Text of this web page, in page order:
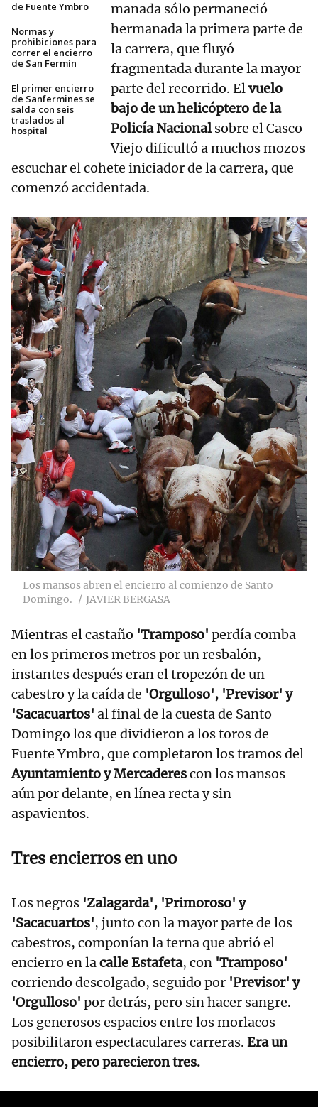
de Fuente Ymbro
Normas y
prohibiciones para
correr el encierro
de San Fermín
El primer encierro
de Sanfermines se
salda con seis
traslados al
hospital
manada sólo permaneció
hermanada la primera parte de
la carrera, que fluyó
fragmentada durante la mayor
parte del recorrido. Elvuelo
bajo de un helicóptero de la
Policía Nacionalsobre el Casco
Viejo dificultó a muchos mozos
escuchar el cohete iniciador de la carrera, que
comenzó accidentada.
Los mansos abren el encierro al comienzo de Santo
Domingo.
JAVIER BERGASA
Mientras el castaño 'Tramposo' perdía comba
en los primeros metros por un resbalón,
instantes después eran el tropezón de un
cabestro y la caída de 'Orgulloso', 'Previsor' y
'Sacacuartos' al final de la cuesta de Santo
Domingo los que dividieron a los toros de
Fuente Ymbro, que completaron los tramos del
Ayuntamiento y Mercaderescon los mansos
aún por delante, en línea recta y sin
aspavientos.
Tres encierros en uno
Los negros 'Zalagarda', 'Primoroso' y
'Sacacuartos', junto con la mayor parte de los
cabestros, componían la terna que abrió el
encierro en lacalle Estafeta, con 'Tramposo'
corriendo descolgado, seguido por 'Previsor' y
'Orgulloso' por detrás, pero sin hacer sangre.
Los generosos espacios entre los morlacos
posibilitaron espectaculares carreras. Era un
encierro, pero parecieron tres.